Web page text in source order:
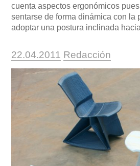
cuenta aspectos ergonómicos
sentarse de forma dinámica con la
adoptar una postura inclinada
Publicado
el
22.04.2011 https://
Redacción